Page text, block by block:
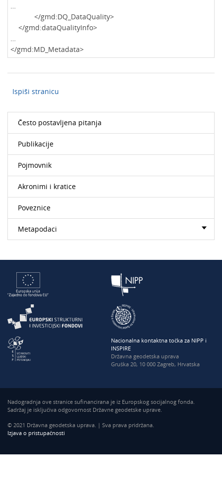
…
</gmd:DQ_DataQuality>
</gmd:dataQualityInfo>
…
</gmd:MD_Metadata>
Ispiši stranicu
Često postavljena pitanja
Publikacije
Pojmovnik
Akronimi i kratice
Poveznice
Metapodaci
Nacionalna kontaktna točka za NIPP i
INSPIRE
Državna geodetska uprava
Gruška 20, 10 000 Zagreb, Hrvatska
Nadogradnja ove stranice sufinancirana je iz Europskog socijalnog fonda.
Sadržaj je isključiva odgovornost Državne geodetske uprave.
© 2021 Državna geodetska uprava. | Sva prava pridržana.
Izjava o pristupačnosti